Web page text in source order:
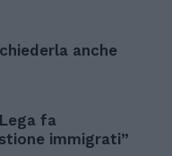
anche
fa
immigrati”